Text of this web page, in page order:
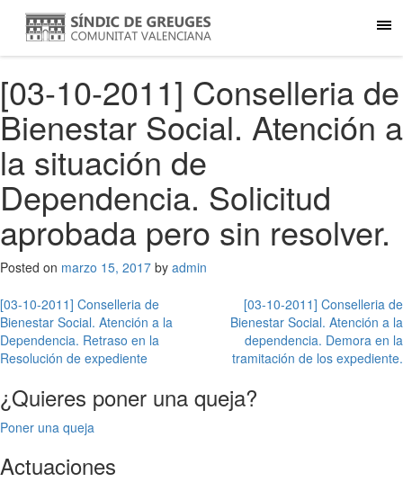
[03-10-2011] Conselleria de
Bienestar Social. Atención a
la situación de
Dependencia. Solicitud
aprobada pero sin resolver.
Posted on marzo 15, 2017 by admin
Navegación
de
entradas
[03-10-2011] Conselleria de
Bienestar Social. Atención a la
Dependencia. Retraso en la
Resolución de expediente
[03-10-2011] Conselleria de
Bienestar Social. Atención a la
dependencia. Demora en la
tramitación de los expediente.
¿Quieres poner una queja?
Poner una queja
Actuaciones